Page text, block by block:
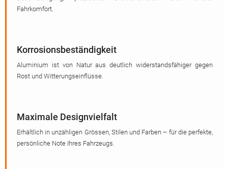
Fahrkomfort.
Korrosionsbeständigkeit
Aluminium ist von Natur aus deutlich widerstandsfähiger gegen
Rost und Witterungseinflüsse.
Maximale Designvielfalt
Erhältlich in unzähligen Grössen, Stilen und Farben – für die perfekte,
persönliche Note Ihres Fahrzeugs.